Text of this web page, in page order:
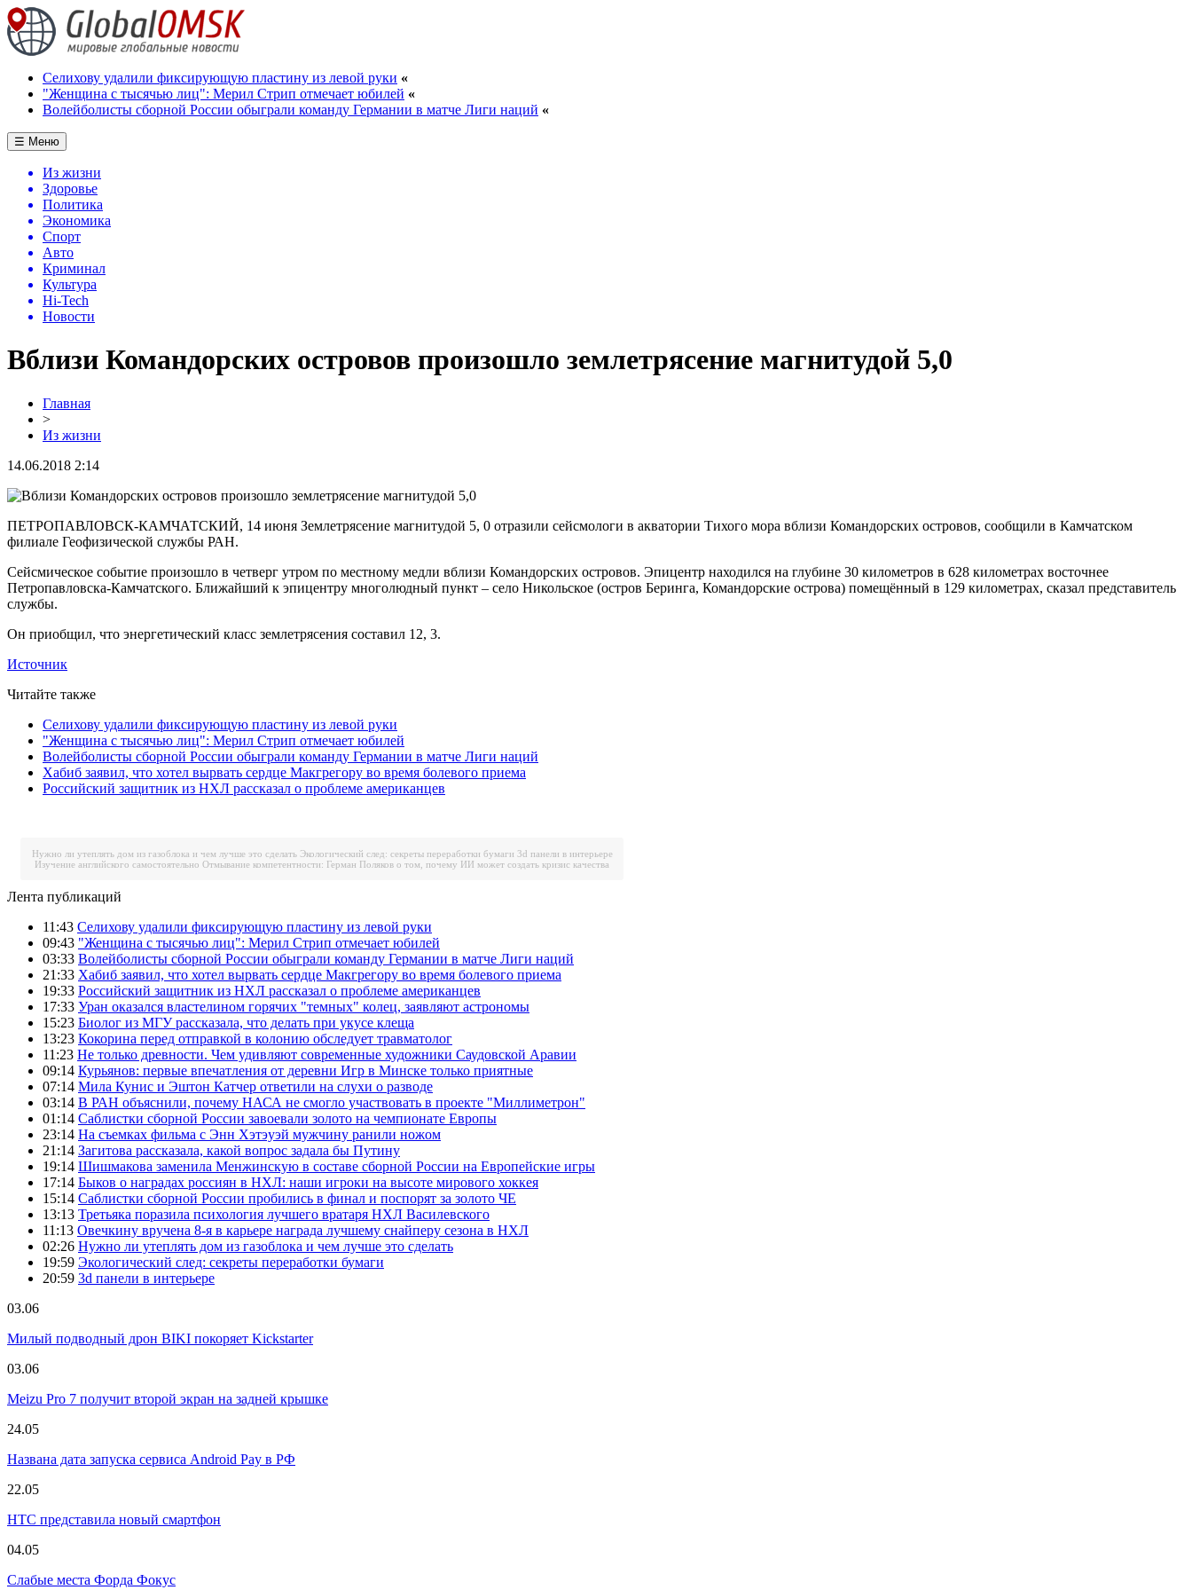
Селихову удалили фиксирующую пластину из левой руки «
"Женщина с тысячью лиц": Мерил Стрип отмечает юбилей «
Волейболисты сборной России обыграли команду Германии в матче Лиги наций «
☰ Меню
Из жизни
Здоровье
Политика
Экономика
Спорт
Авто
Криминал
Культура
Hi-Tech
Новости
Вблизи Командорских островов произошло землетрясение магнитудой 5,0
Главная
>
Из жизни
14.06.2018 2:14
ПЕТРОПАВЛОВСК-КАМЧАТСКИЙ, 14 июня Землетрясение магнитудой 5, 0 отразили сейсмологи в акватории Тихого мора вблизи Командорских островов, сообщили в Камчатском
филиале Геофизической службы РАН.
Сейсмическое событие произошло в четверг утром по местному медли вблизи Командорских островов. Эпицентр находился на глубине 30 километров в 628 километрах восточнее
Петропавловска-Камчатского. Ближайший к эпицентру многолюдный пункт – село Никольское (остров Беринга, Командорские острова) помещённый в 129 километрах, сказал представитель
службы.
Он приобщил, что энергетический класс землетрясения составил 12, 3.
Источник
Читайте также
Селихову удалили фиксирующую пластину из левой руки
"Женщина с тысячью лиц": Мерил Стрип отмечает юбилей
Волейболисты сборной России обыграли команду Германии в матче Лиги наций
Хабиб заявил, что хотел вырвать сердце Макгрегору во время болевого приема
Российский защитник из НХЛ рассказал о проблеме американцев
Нужно ли утеплять дом из газоблока и чем лучше это сделать Экологический след: секреты переработки бумаги 3d панели в интерьере
Изучение английского самостоятельно Отмывание компетентности: Герман Поляков о том, почему ИИ может создать кризис качества
Лента публикаций
11:43 Селихову удалили фиксирующую пластину из левой руки
09:43 "Женщина с тысячью лиц": Мерил Стрип отмечает юбилей
03:33 Волейболисты сборной России обыграли команду Германии в матче Лиги наций
21:33 Хабиб заявил, что хотел вырвать сердце Макгрегору во время болевого приема
19:33 Российский защитник из НХЛ рассказал о проблеме американцев
17:33 Уран оказался властелином горячих "темных" колец, заявляют астрономы
15:23 Биолог из МГУ рассказала, что делать при укусе клеща
13:23 Кокорина перед отправкой в колонию обследует травматолог
11:23 Не только древности. Чем удивляют современные художники Саудовской Аравии
09:14 Курьянов: первые впечатления от деревни Игр в Минске только приятные
07:14 Мила Кунис и Эштон Катчер ответили на слухи о разводе
03:14 В РАН объяснили, почему НАСА не смогло участвовать в проекте "Миллиметрон"
01:14 Саблистки сборной России завоевали золото на чемпионате Европы
23:14 На съемках фильма с Энн Хэтэуэй мужчину ранили ножом
21:14 Загитова рассказала, какой вопрос задала бы Путину
19:14 Шишмакова заменила Менжинскую в составе сборной России на Европейские игры
17:14 Быков о наградах россиян в НХЛ: наши игроки на высоте мирового хоккея
15:14 Саблистки сборной России пробились в финал и поспорят за золото ЧЕ
13:13 Третьяка поразила психология лучшего вратаря НХЛ Василевского
11:13 Овечкину вручена 8-я в карьере награда лучшему снайперу сезона в НХЛ
02:26 Нужно ли утеплять дом из газоблока и чем лучше это сделать
19:59 Экологический след: секреты переработки бумаги
20:59 3d панели в интерьере
03.06
Милый подводный дрон BIKI покоряет Kickstarter
03.06
Meizu Pro 7 получит второй экран на задней крышке
24.05
Названа дата запуска сервиса Android Pay в РФ
22.05
HTC представила новый смартфон
04.05
Слабые места Форда Фокус